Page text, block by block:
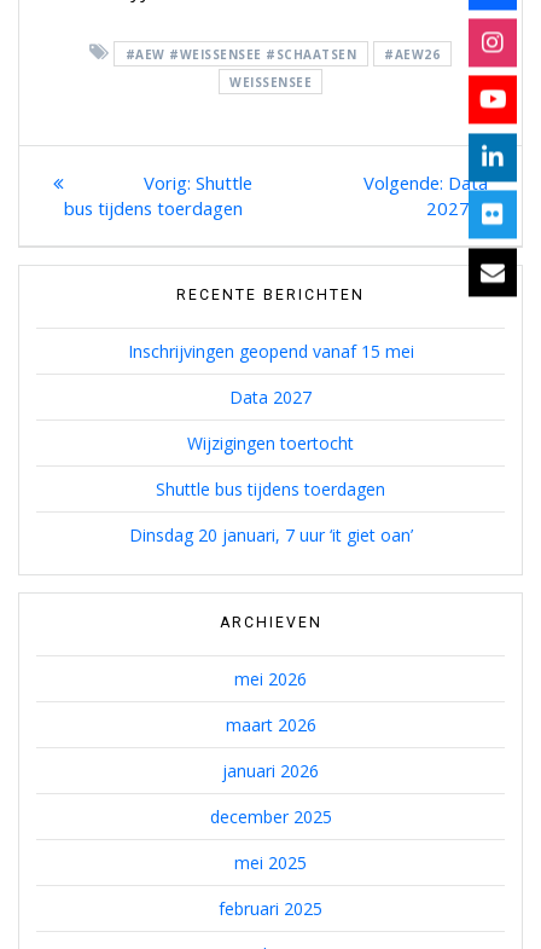
#AEW #WEISSENSEE #SCHAATSEN
#AEW26
WEISSENSEE
Bericht
navigatie
Previous
post:
Shuttle
bus tijdens toerdagen
Next
post:
Data
2027
RECENTE BERICHTEN
Inschrijvingen geopend vanaf 15 mei
Data 2027
Wijzigingen toertocht
Shuttle bus tijdens toerdagen
Dinsdag 20 januari, 7 uur ‘it giet oan’
ARCHIEVEN
mei 2026
maart 2026
januari 2026
december 2025
mei 2025
februari 2025